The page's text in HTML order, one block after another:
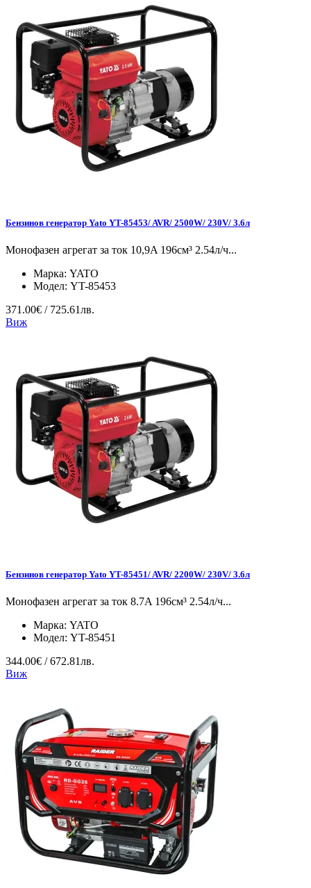
Бензинов генератор Yato YT-85453/ AVR/ 2500W/ 230V/ 3.6л
Mонофазен агрегат за ток 10,9A 196см³ 2.54л/ч...
Марка: YATO
Модел: YT-85453
371.00€ / 725.61лв.
Виж
Бензинов генератор Yato YT-85451/ AVR/ 2200W/ 230V/ 3.6л
Mонофазен агрегат за ток 8.7A 196см³ 2.54л/ч...
Марка: YATO
Модел: YT-85451
344.00€ / 672.81лв.
Виж